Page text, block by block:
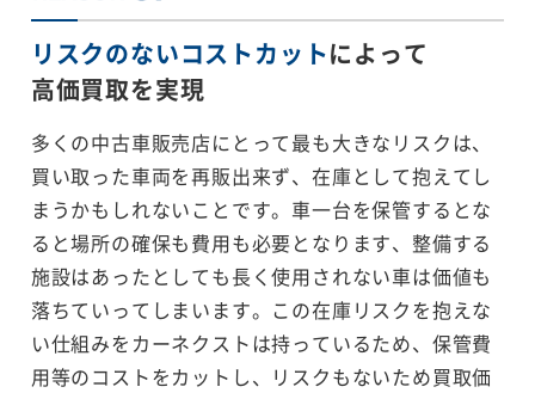
リスクのないコストカットによって
高価買取を実現
多くの中古車販売店にとって最も大きなリスクは、
買い取った車両を再販出来ず、在庫として抱えてし
まうかもしれないことです。車一台を保管するとな
ると場所の確保も費用も必要となります、整備する
施設はあったとしても長く使用されない車は価値も
落ちていってしまいます。この在庫リスクを抱えな
い仕組みをカーネクストは持っているため、保管費
用等のコストをカットし、リスクもないため買取価